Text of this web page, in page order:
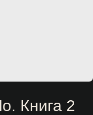
Книга 2